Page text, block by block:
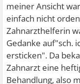
meiner Ansicht
einfach nicht
Zahnarzthelferin
Gedanke auf"sch.
ersticken". Da
Zahnarzt eine
Behandlung, also